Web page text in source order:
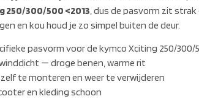
250/300/500 <2013 , dus de pasvorm zit
en kou houd je zo simpel buiten de deur.
pasvorm voor de kymco Xciting 250/300/
— droge benen, warme rit
te monteren en weer te verwijderen
en kleding schoon